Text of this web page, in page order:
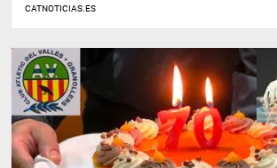
CATNOTICIAS.ES